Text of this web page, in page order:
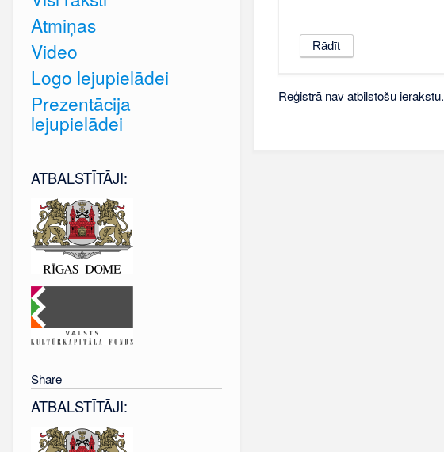
Reģistrā nav atbilstošu ierakstu.
Atmiņas
Video
Logo lejupielādei
Prezentācija
lejupielādei
ATBALSTĪTĀJI:
Share
ATBALSTĪTĀJI: